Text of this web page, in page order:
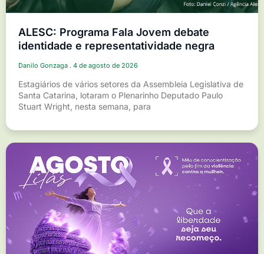
ALESC: Programa Fala Jovem debate
identidade e representatividade negra
Danilo Gonzaga 4 de agosto de 2026
Estagiários de vários setores da Assembleia Legislativa de
Santa Catarina, lotaram o Plenarinho Deputado Paulo
Stuart Wright, nesta semana, para